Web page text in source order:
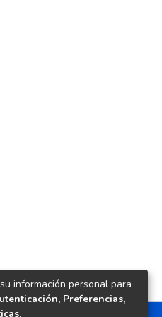
información personal para
Preferencias,
.